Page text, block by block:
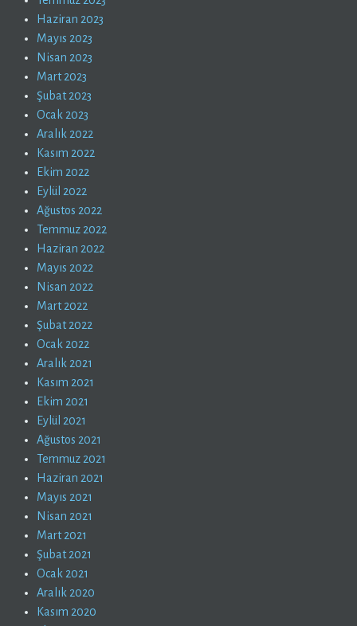
Haziran 2023
Mayıs 2023
Nisan 2023
Mart 2023
Şubat 2023
Ocak 2023
Aralık 2022
Kasım 2022
Ekim 2022
Eylül 2022
Ağustos 2022
Temmuz 2022
Haziran 2022
Mayıs 2022
Nisan 2022
Mart 2022
Şubat 2022
Ocak 2022
Aralık 2021
Kasım 2021
Ekim 2021
Eylül 2021
Ağustos 2021
Temmuz 2021
Haziran 2021
Mayıs 2021
Nisan 2021
Mart 2021
Şubat 2021
Ocak 2021
Aralık 2020
Kasım 2020